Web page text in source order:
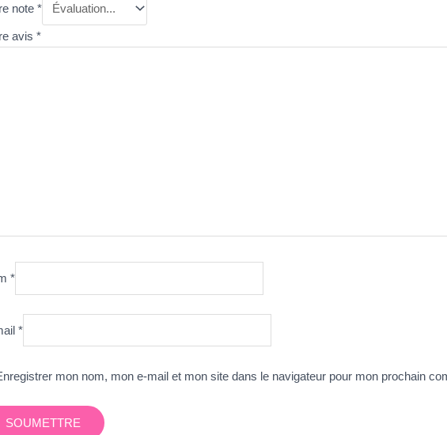
note*
avis*
*
*
mon nom, mon e-mail et mon site dans le navigateur pour mon prochain